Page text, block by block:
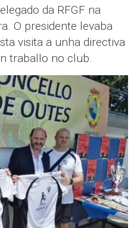
da RFGF na
O presidente levaba
visita a unha directiva
traballo no club.